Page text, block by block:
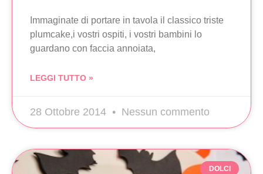
Immaginate di portare in tavola il classico triste
plumcake,i vostri ospiti, i vostri bambini lo
guardano con faccia annoiata,
LEGGI TUTTO »
28 Ottobre 2014 Nessun commento
DOLCI